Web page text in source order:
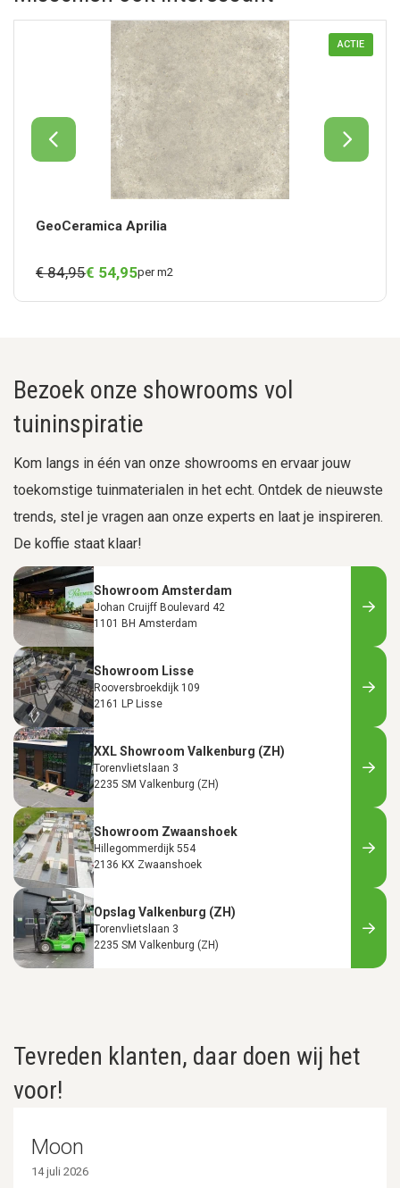
ACTIE
GeoCeramica Aprilia
€ 84,95€ 54,95per m2
Bezoek onze showrooms vol
tuininspiratie
Kom langs in één van onze showrooms en ervaar jouw
toekomstige tuinmaterialen in het echt. Ontdek de nieuwste
trends, stel je vragen aan onze experts en laat je inspireren.
De koffie staat klaar!
Showroom Amsterdam
Johan Cruijff Boulevard 42
1101 BH Amsterdam
Showroom Lisse
Rooversbroekdijk 109
2161 LP Lisse
XXL Showroom Valkenburg (ZH)
Torenvlietslaan 3
2235 SM Valkenburg (ZH)
Showroom Zwaanshoek
Hillegommerdijk 554
2136 KX Zwaanshoek
Opslag Valkenburg (ZH)
Torenvlietslaan 3
2235 SM Valkenburg (ZH)
Tevreden klanten, daar doen wij het
voor!
Moon
14 juli 2026